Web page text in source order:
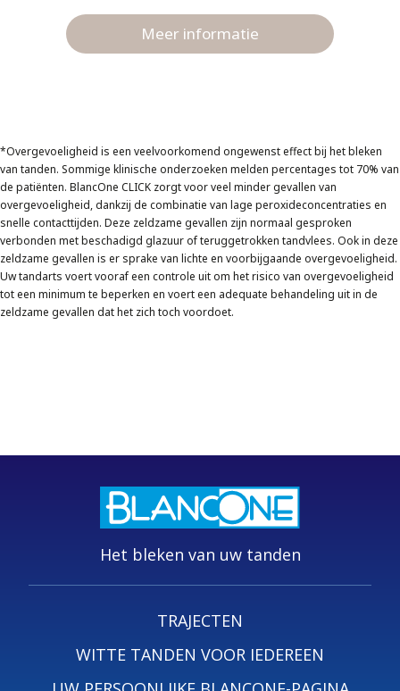
Meer informatie
*Overgevoeligheid is een veelvoorkomend ongewenst effect bij het bleken
van tanden. Sommige klinische onderzoeken melden percentages tot 70% van
de patiënten. BlancOne CLICK zorgt voor veel minder gevallen van
overgevoeligheid, dankzij de combinatie van lage peroxideconcentraties en
snelle contacttijden. Deze zeldzame gevallen zijn normaal gesproken
verbonden met beschadigd glazuur of teruggetrokken tandvlees. Ook in deze
zeldzame gevallen is er sprake van lichte en voorbijgaande overgevoeligheid.
Uw tandarts voert vooraf een controle uit om het risico van overgevoeligheid
tot een minimum te beperken en voert een adequate behandeling uit in de
zeldzame gevallen dat het zich toch voordoet.
Het bleken van uw tanden
TRAJECTEN
WITTE TANDEN VOOR IEDEREEN